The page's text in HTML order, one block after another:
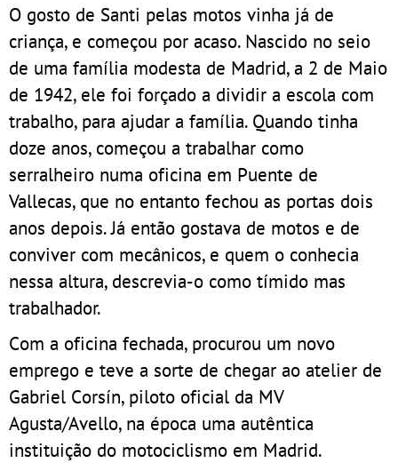
O gosto de Santi pelas motos vinha já de
criança, e começou por acaso. Nascido no seio
de uma família modesta de Madrid, a 2 de Maio
de 1942, ele foi forçado a dividir a escola com
trabalho, para ajudar a família. Quando tinha
doze anos, começou a trabalhar como
serralheiro numa oficina em Puente de
Vallecas, que no entanto fechou as portas dois
anos depois. Já então gostava de motos e de
conviver com mecânicos, e quem o conhecia
nessa altura, descrevia-o como tímido mas
trabalhador.
Com a oficina fechada, procurou um novo
emprego e teve a sorte de chegar ao atelier de
Gabriel Corsín, piloto oficial da MV
Agusta/Avello, na época uma autêntica
instituição do motociclismo em Madrid.